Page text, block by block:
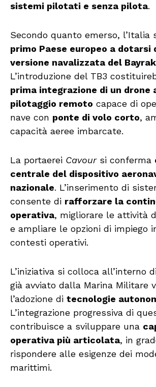
sistemi pilotati e senza pilota.
Secondo quanto emerso, l’Italia
primo Paese europeo a dotarsi
versione navalizzata del
L’introduzione del TB3
prima integrazione di un drone
pilotaggio remoto capace di
nave con ponte di volo corto,
capacità aeree imbarcate.
La portaerei Cavoursi conferma
centrale del dispositivo
nazionale. L’inserimento di
consente di rafforzare la
operativa, migliorare le attività
e ampliare le opzioni di impiego
contesti operativi.
L’iniziativa si colloca all’interno
già avviato dalla Marina Militare
l’adozione di tecnologie
L’integrazione progressiva di
contribuisce a sviluppare una
operativa più articolata, in
rispondere alle esigenze dei
marittimi.